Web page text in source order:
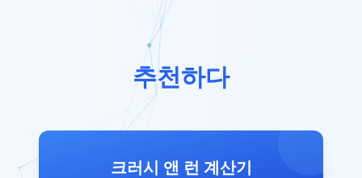
추천하다
크러시 앤 런 계산기